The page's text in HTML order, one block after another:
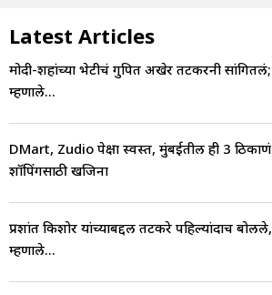
Latest Articles
मोदी-शहांच्या भेटीचं गुपित अखेर तटकरेंनी सांगितलं;
म्हणाले...
DMart, Zudio पेक्षा स्वस्त, मुंबईतील ही 3 ठिकाणं
शॉपिंगसाठी खजिना
प्रशांत किशोर यांच्याबद्दल तटकरे पहिल्यांदाच बोलले,
म्हणाले...